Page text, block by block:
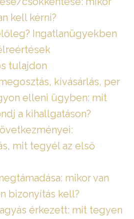
kell kérni?
Ingatlanügyekben
tulajdon
kivásárlás, per
elleni ügyben: mit
a kihallgatáson?
mit tegyél az első
mikor van
bizonyítás kell?
érkezett: mit tegyen